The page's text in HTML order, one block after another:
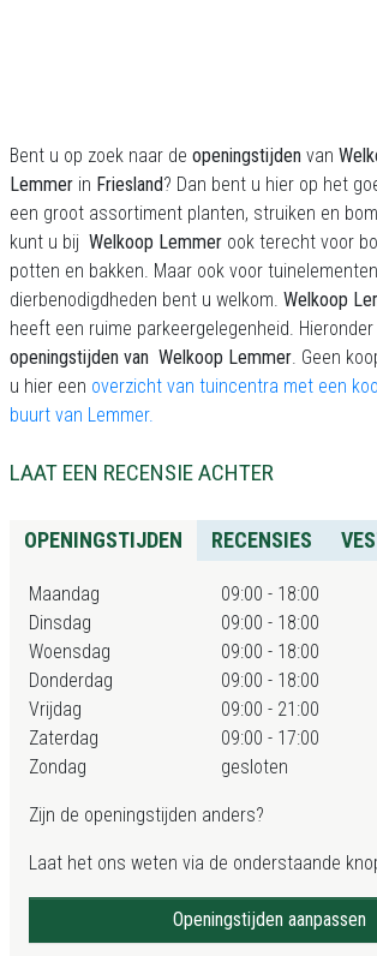
Bent u op zoek naar de openingstijden van
Lemmer in Friesland? Dan bent u hier op het
een groot assortiment planten, struiken en
kunt u bij Welkoop Lemmer ook terecht voor
potten en bakken. Maar ook voor
dierbenodigdheden bent u welkom. Welkoop
heeft een ruime parkeergelegenheid.
openingstijden van Welkoop Lemmer. Geen
u hier een overzicht van tuincentra met een
buurt van Lemmer.
LAAT EEN RECENSIE ACHTER
OPENINGSTIJDEN RECENSIES
Maandag
09:00 - 18:00
Dinsdag
09:00 - 18:00
Woensdag
09:00 - 18:00
Donderdag
09:00 - 18:00
Vrijdag
09:00 - 21:00
Zaterdag
09:00 - 17:00
Zondag
gesloten
Zijn de openingstijden anders?
Laat het ons weten via de onderstaande
Openingstijden aanpassen